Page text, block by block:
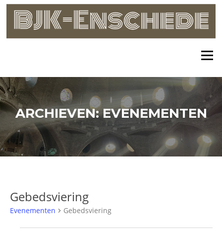
Skip
content
Menu
ARCHIEVEN:EVENEMENTEN
Gebedsviering
Evenementen Gebedsviering